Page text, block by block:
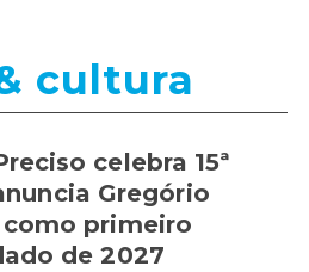
cultura
celebra 15ª
Gregório
primeiro
de 2027